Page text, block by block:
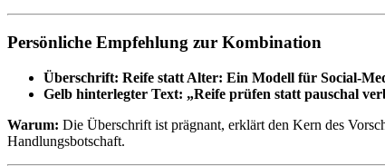
Persönliche Empfehlung zur Kombination
Überschrift: Reife statt Alter: Ein Modell für
Gelb hinterlegter Text: „Reife prüfen statt pauschal
Warum: Die Überschrift ist prägnant, erklärt den Kern des
Handlungsbotschaft.